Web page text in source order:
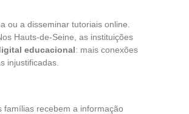
ou a disseminar tutoriais online.
Hauts-de-Seine, as instituições
educacional: mais conexões
injustificadas.
famílias recebem a informação